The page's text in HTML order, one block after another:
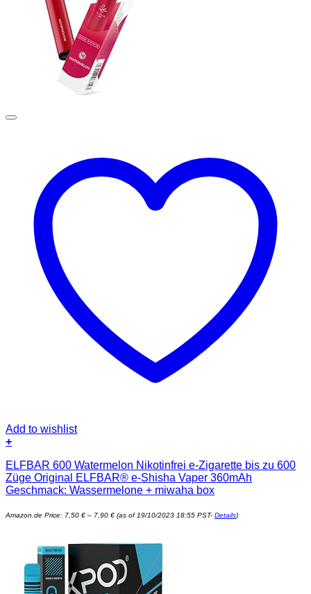
Add to wishlist
+
Produkt
weist
mehrere
auf.
können
Produktseite
ELFBAR 600 Watermelon Nikotinfrei e-Zigarette bis zu 600
Züge Original ELFBAR® e-Shisha Vaper 360mAh
Geschmack: Wassermelone + miwaha box
Amazon.de Price: 7,50 € – 7,90 € 7,50 €
(as of 19/10/2023 18:55 PST- Details)